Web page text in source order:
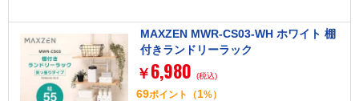
MAXZEN MWR-CS03-WH ホワイト 棚
付きランドリーラック
￥ 6,980 (税込)
69ポイント （1%）